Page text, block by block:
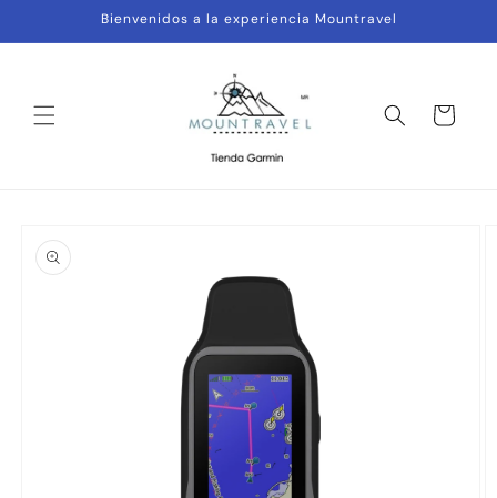
directamente
al contenido
Bienvenidos a la experiencia Mountravel
Carrito
información